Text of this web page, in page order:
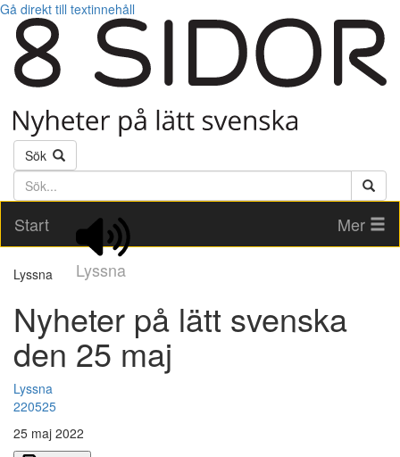
Gå direkt till textinnehåll
Sök
Söktext
Start
Lyssna
Mer
Lyssna
Nyheter på lätt svenska
den 25 maj
Lyssna
220525
25 maj 2022